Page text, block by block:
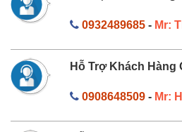
0932489685- Mr:
Hỗ Trợ Khách Hàng
0908648509- Mr: